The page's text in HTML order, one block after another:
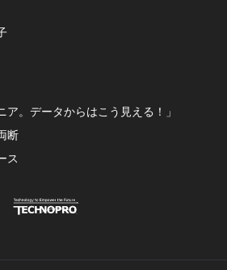
。データからはこう見える！」
断
ス